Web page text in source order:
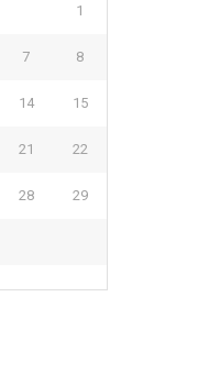
1
7 8
14 15
21 22
28 29